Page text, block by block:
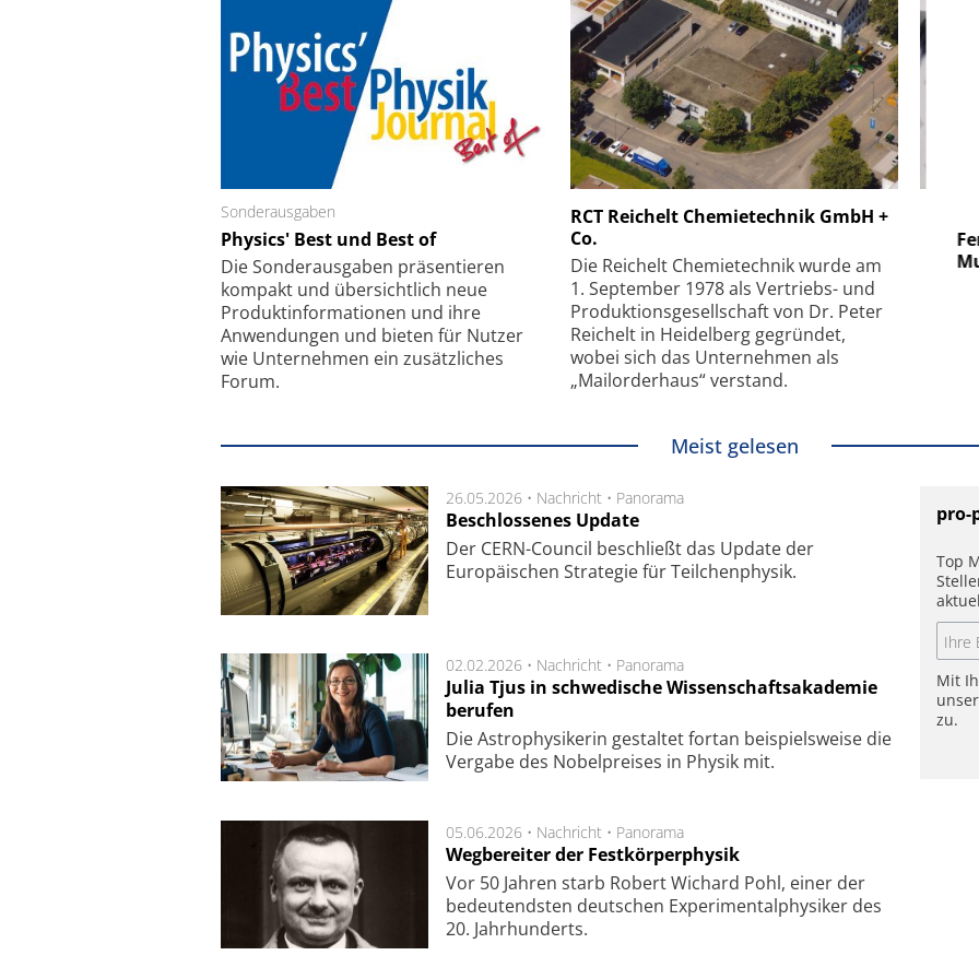
Sonderausgaben
Physics' Best und Best of
Die Sonder­ausgaben präsentieren
kompakt und übersichtlich neue
Produkt­informationen und ihre
Anwendungen und bieten für Nutzer
wie Unternehmen ein zusätzliches
Forum.
RCT Reichelt Chemietechnik GmbH +
Co.
Die Reichelt Chemietechnik wurde am
1. September 1978 als Vertriebs- und
Produktionsgesellschaft von Dr. Peter
Reichelt in Heidelberg gegründet,
wobei sich das Unternehmen als
„Mailorderhaus“ verstand.
Faserkoppler mit Super-
Feinfokussierungsmechanismus
SmarAct GmbH
kleinstem Raum
Meist gelesen
26.05.2026 • Nachricht • Panorama
Beschlossenes Update
Der CERN-Council beschließt das Update der
Europäischen Strategie für Teilchenphysik.
02.02.2026 • Nachricht • Panorama
Julia Tjus in schwedische Wissenschaftsakademie
berufen
Die Astro­physi­kerin ge­stal­tet fort­an bei­spiels­wei­se die
Ver­ga­be des Nobel­prei­ses in Phy­sik mit.
05.06.2026 • Nachricht • Panorama
Wegbereiter der Festkörperphysik
Vor 50 Jahren starb Robert Wichard Pohl, einer der
bedeutendsten deutschen Experimentalphysiker des
20. Jahrhunderts.
pro-
Top
Mit
zu.